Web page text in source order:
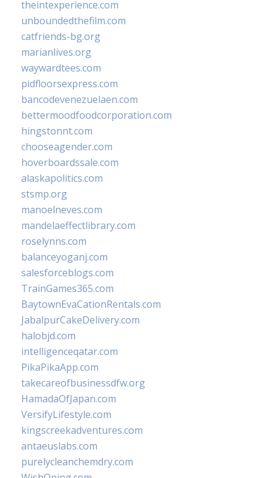
theintexperience.com
unboundedthefilm.com
catfriends-bg.org
marianlives.org
waywardtees.com
pidfloorsexpress.com
bancodevenezuelaen.com
bettermoodfoodcorporation.com
hingstonnt.com
chooseagender.com
hoverboardssale.com
alaskapolitics.com
stsmp.org
manoelneves.com
mandelaeffectlibrary.com
roselynns.com
balanceyoganj.com
salesforceblogs.com
TrainGames365.com
BaytownEvaCationRentals.com
JabalpurCakeDelivery.com
halobjd.com
intelligenceqatar.com
PikaPikaApp.com
takecareofbusinessdfw.org
HamadaOfJapan.com
VersifyLifestyle.com
kingscreekadventures.com
antaeuslabs.com
purelycleanchemdry.com